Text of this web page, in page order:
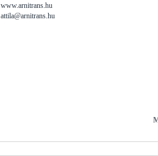
www.arnitrans.hu
attila@arnitrans.hu